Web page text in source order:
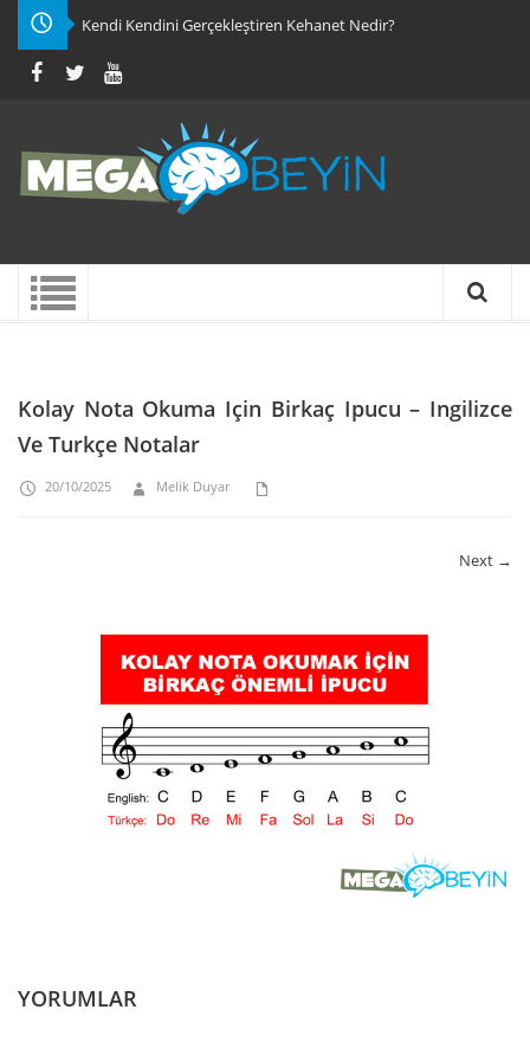
Kendi Kendini Gerçekleştiren Kehanet Nedir?
Kolay Nota Okuma Için Birkaç Ipucu – Ingilizce
Ve Turkçe Notalar
20/10/2025 Melik Duyar
Next →
YORUMLAR